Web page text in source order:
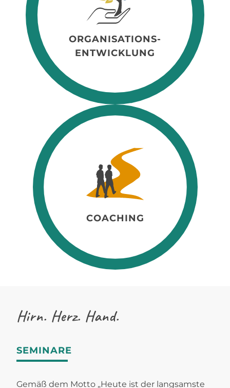
ORGANISATIONS-
ENTWICKLUNG
COACHING
Hirn. Herz. Hand.
SEMINARE
Gemäß dem Motto „Heute ist der langsamste